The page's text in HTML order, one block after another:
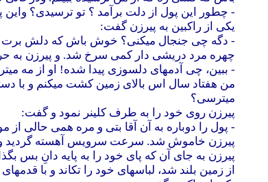
- چطور این پول از دلت برآمد ؟ تو ترسیدی؟
یکی از راکبین به پیرزن گفت:
- دگه چی جنجال میکنی؟ خوش باش که دلش
چهره مرد دریشی دار کمی سرخ شد. و پیرزن به
- ببین، چی آدمهای دلسوزی پیدا شده! او از مه
من هفتاد سال اس بالای زمین کشت میکنم و با
میترسی؟
پیرزن روی خود را به طرف کلینر نمود و گفت:
- پول را دوباره به آن آقا بتی و مره همی حالی از
پیرزن خاموش شد. سرعت سرویس آهسته گردید و
پیرزن به جای آن که پای خود را به پایه دانِ بس
از زمین بلند شد، لباسهای خود را تکاند و با